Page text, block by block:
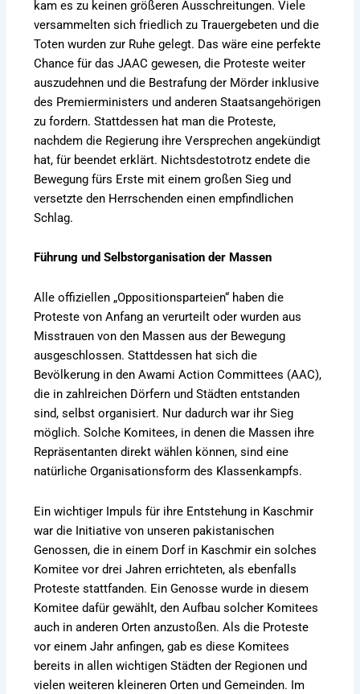
kam es zu keinen größeren Ausschreitungen. Viele
versammelten sich friedlich zu Trauergebeten und die
Toten wurden zur Ruhe gelegt. Das wäre eine perfekte
Chance für das JAAC gewesen, die Proteste weiter
auszudehnen und die Bestrafung der Mörder inklusive
des Premierministers und anderen Staatsangehörigen
zu fordern. Stattdessen hat man die Proteste,
nachdem die Regierung ihre Versprechen angekündigt
hat, für beendet erklärt. Nichtsdestotrotz endete die
Bewegung fürs Erste mit einem großen Sieg und
versetzte den Herrschenden einen empfindlichen
Schlag.
Führung und Selbstorganisation der Massen
Alle offiziellen „Oppositionsparteien“ haben die
Proteste von Anfang an verurteilt oder wurden aus
Misstrauen von den Massen aus der Bewegung
ausgeschlossen. Stattdessen hat sich die
Bevölkerung in den Awami Action Committees (AAC),
die in zahlreichen Dörfern und Städten entstanden
sind, selbst organisiert. Nur dadurch war ihr Sieg
möglich. Solche Komitees, in denen die Massen ihre
Repräsentanten direkt wählen können, sind eine
natürliche Organisationsform des Klassenkampfs.
Ein wichtiger Impuls für ihre Entstehung in Kaschmir
war die Initiative von unseren pakistanischen
Genossen, die in einem Dorf in Kaschmir ein solches
Komitee vor drei Jahren errichteten, als ebenfalls
Proteste stattfanden. Ein Genosse wurde in diesem
Komitee dafür gewählt, den Aufbau solcher Komitees
auch in anderen Orten anzustoßen. Als die Proteste
vor einem Jahr anfingen, gab es diese Komitees
bereits in allen wichtigen Städten der Regionen und
vielen weiteren kleineren Orten und Gemeinden. Im